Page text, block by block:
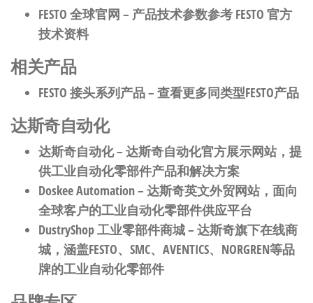
FESTO 全球官网 – 产品技术参数参考 FESTO 官方
技术资料
相关产品
FESTO 接头系列产品– 查看更多同类型FESTO产品
达斯奇自动化
达斯奇自动化– 达斯奇自动化官方展示网站，提
供工业自动化零部件产品和解决方案
Doskee Automation– 达斯奇英文外贸网站，面向
全球客户的工业自动化零部件供应平台
DustryShop 工业零部件商城– 达斯奇旗下在线商
城，涵盖FESTO、SMC、AVENTICS、NORGREN等品
牌的工业自动化零部件